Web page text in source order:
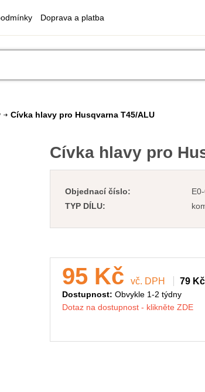
Doprava a platba
Cívka hlavy pro Husqvarna T45/ALU
Cívka hlavy pro
Objednací číslo:
TYP DÍLU:
95 Kč vč. DPH 79 Kč
Dostupnost: Obvykle 1-2 týdny
Dotaz na dostupnost - klikněte ZDE